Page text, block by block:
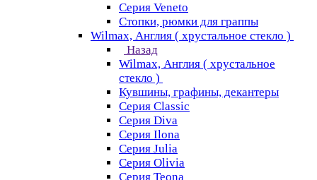
Серия Veneto
Стопки, рюмки для граппы
Wilmax, Англия ( хрустальное стекло )
Назад
Wilmax, Англия ( хрустальное
стекло )
Кувшины, графины, декантеры
Серия Classic
Серия Diva
Серия Ilona
Серия Julia
Серия Olivia
Серия Teona